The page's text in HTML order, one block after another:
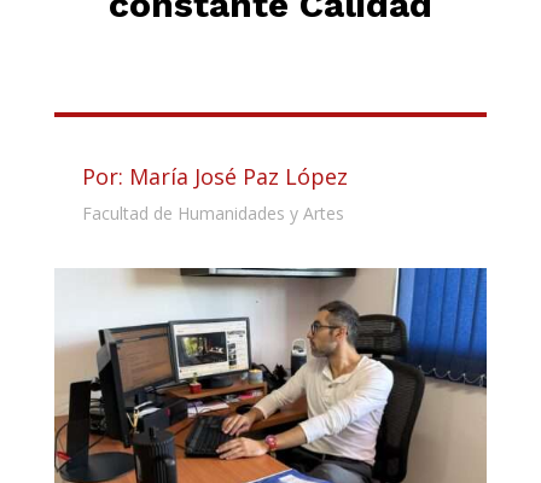
Por: María José Paz López
Facultad de Humanidades y Artes